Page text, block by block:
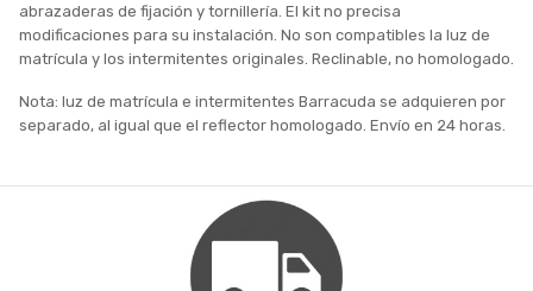
abrazaderas de fijación y tornillería. El kit no precisa
modificaciones para su instalación. No son compatibles la luz de
matrícula y los intermitentes originales. Reclinable, no homologado.
Nota: luz de matrícula e intermitentes Barracuda se adquieren por
separado, al igual que el reflector homologado. Envío en 24 horas.